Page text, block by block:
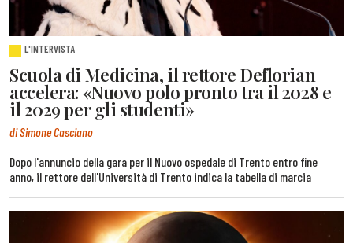
L'INTERVISTA
Scuola di Medicina, il rettore Deflorian
accelera: «Nuovo polo pronto tra il 2028 e
il 2029 per gli studenti»
di Simone Casciano
Dopo l'annuncio della gara per il Nuovo ospedale di Trento entro fine
anno, il rettore dell'Università di Trento indica la tabella di marcia